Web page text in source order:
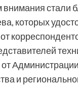
стали
которых
и